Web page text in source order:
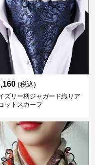
(税込)
ズリー柄ジャガード織りア
ットスカーフ